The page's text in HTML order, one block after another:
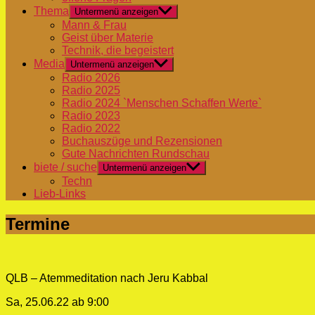
Thema
Untermenü anzeigen
Mann & Frau
Geist über Materie
Technik, die begeistert
Media
Untermenü anzeigen
Radio 2026
Radio 2025
Radio 2024 `Menschen Schaffen Werte`
Radio 2023
Radio 2022
Buchauszüge und Rezensionen
Gute Nachrichten Rundschau
biete / suche
Untermenü anzeigen
Techn
Lieb-Links
Termine
QLB – Atemmeditation nach Jeru Kabbal
Sa, 25.06.22 ab 9:00